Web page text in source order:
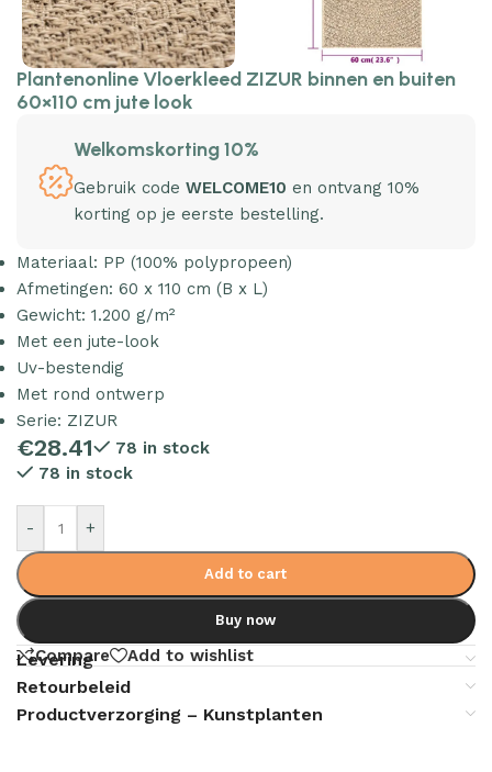
Plantenonline Vloerkleed ZIZUR binnen en buiten
60×110 cm jute look
Welkomskorting 10%
Gebruik code WELCOME10 en ontvang 10%
korting op je eerste bestelling.
Materiaal: PP (100% polypropeen)
Afmetingen: 60 x 110 cm (B x L)
Gewicht: 1.200 g/m²
Met een jute-look
Uv-bestendig
Met rond ontwerp
Serie: ZIZUR
€28.41
78 in stock
78 in stock
- +
Add to cart
Buy now
Compare Add to wishlist
Levering
Retourbeleid
Productverzorging – Kunstplanten